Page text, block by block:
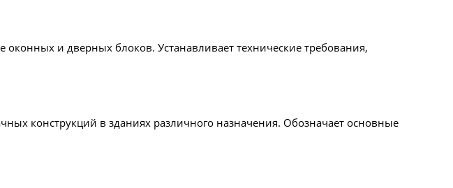
и дверных блоков. Устанавливает технические требования,
конструкций в зданиях различного назначения. Обозначает основные